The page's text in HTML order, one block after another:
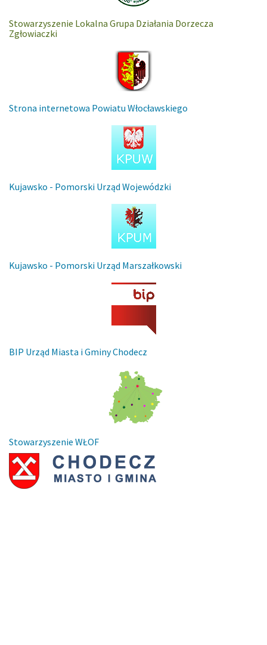
Stowarzyszenie Lokalna Grupa Działania Dorzecza
Zgłowiaczki
Strona internetowa Powiatu Włocławskiego
Kujawsko - Pomorski Urząd Wojewódzki
Kujawsko - Pomorski Urząd Marszałkowski
BIP Urząd Miasta i Gminy Chodecz
Stowarzyszenie WŁOF